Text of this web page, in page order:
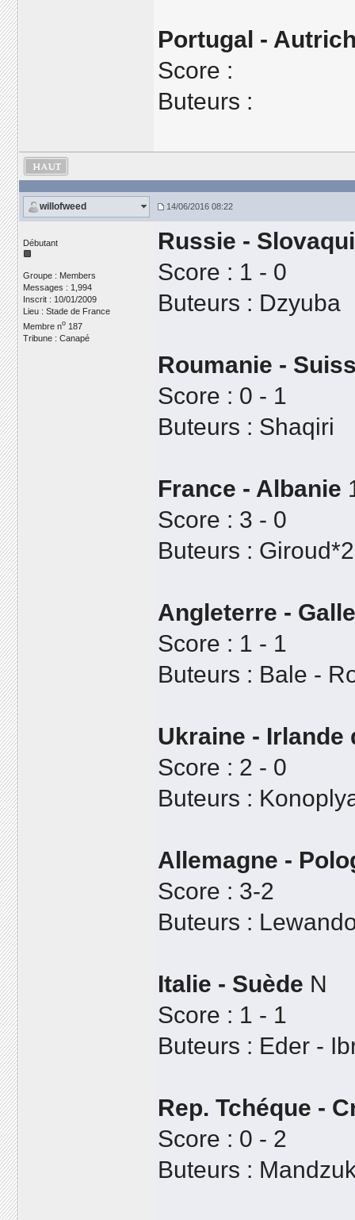
Portugal -
Score :
Buteurs :
willofweed 14/06/2016 08:22
Débutant
Groupe : Members
Messages : 1,994
Inscrit : 10/01/2009
Lieu : Stade de France
Membre no187
Tribune : Canapé
Russie -
Score : 1 - 0
Buteurs : Dzyuba
Roumanie -
Score : 0 - 1
Buteurs : Shaqiri
France - Albanie
Score : 3 - 0
Buteurs :
Angleterre -
Score : 1 - 1
Buteurs : Bale -
Ukraine - Irlande
Score : 2 - 0
Buteurs :
Allemagne -
Score : 3-2
Buteurs :
Italie - Suède N
Score : 1 - 1
Buteurs : Eder -
Rep. Tchéque -
Score : 0 - 2
Buteurs :